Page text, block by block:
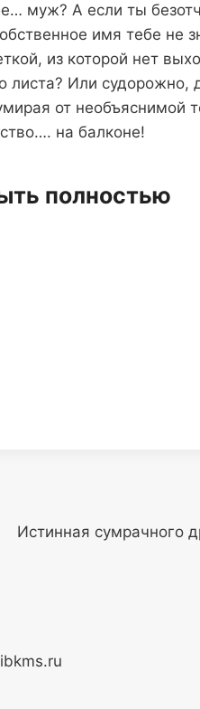
муж? А если ты
имя тебе не
из которой нет
листа? Или судорожно,
от необъяснимой
на балконе!
полностью
Истинная сумрачного